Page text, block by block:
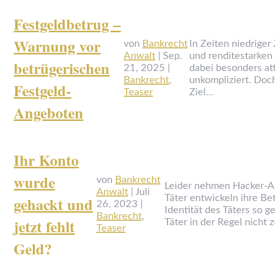
Festgeldbetrug –
Warnung vor
betrügerischen
Festgeld-
Angeboten
von Bankrecht
Anwalt
Sep.
21, 2025
Bankrecht,
Teaser
In Zeiten
und
dabei besonders
unkompliziert.
Ziel...
Ihr Konto
wurde
gehackt und
jetzt fehlt
Geld?
von Bankrecht
Anwalt| Juli
26, 2023
Bankrecht,
Teaser
Leider nehmen Hacker-
Täter entwickeln ihre
Identität des Täters so
Täter in der Regel nicht